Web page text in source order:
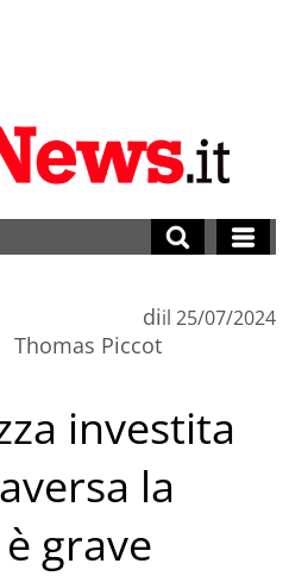
di
Thomas Piccot
il 25/07/2024
investita
la
grave